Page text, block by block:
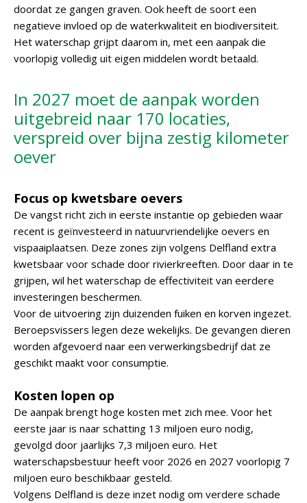
doordat ze gangen graven. Ook heeft de soort een
negatieve invloed op de waterkwaliteit en biodiversiteit.
Het waterschap grijpt daarom in, met een aanpak die
voorlopig volledig uit eigen middelen wordt betaald.
In 2027 moet de aanpak worden
uitgebreid naar 170 locaties,
verspreid over bijna zestig kilometer
oever
Focus op kwetsbare oevers
De vangst richt zich in eerste instantie op gebieden waar
recent is geïnvesteerd in natuurvriendelijke oevers en
vispaaiplaatsen. Deze zones zijn volgens Delfland extra
kwetsbaar voor schade door rivierkreeften. Door daar in te
grijpen, wil het waterschap de effectiviteit van eerdere
investeringen beschermen.
Voor de uitvoering zijn duizenden fuiken en korven ingezet.
Beroepsvissers legen deze wekelijks. De gevangen dieren
worden afgevoerd naar een verwerkingsbedrijf dat ze
geschikt maakt voor consumptie.
Kosten lopen op
De aanpak brengt hoge kosten met zich mee. Voor het
eerste jaar is naar schatting 13 miljoen euro nodig,
gevolgd door jaarlijks 7,3 miljoen euro. Het
waterschapsbestuur heeft voor 2026 en 2027 voorlopig 7
miljoen euro beschikbaar gesteld.
Volgens Delfland is deze inzet nodig om verdere schade